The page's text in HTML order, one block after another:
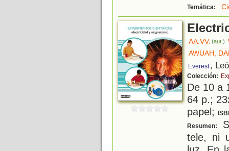
Temática:
AA.VV. (aut.)
AWUAH,
Everest ,
Colección:
De 10 a
64 p.;
papel;
Resumen:
tele, ni